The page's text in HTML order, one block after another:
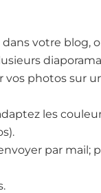
votre blog,
vos photos sur
les
par